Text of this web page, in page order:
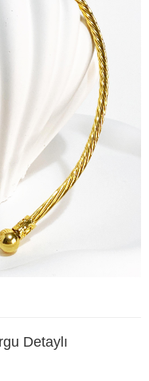
Detaylı